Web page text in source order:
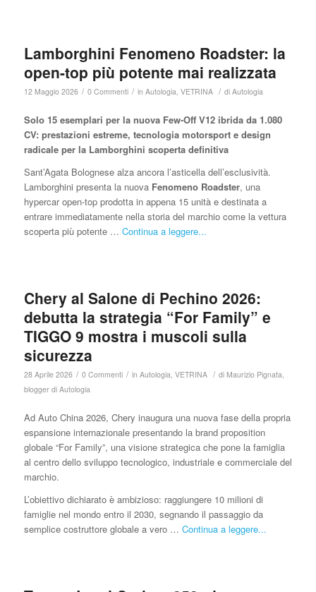
Lamborghini Fenomeno Roadster: la
open-top più potente mai realizzata
12 Maggio 2026 / 0 Commenti / in Autologia VETRINA / di Autologia
Solo 15 esemplari per la nuova Few-Off V12 ibrida da 1.080
CV: prestazioni estreme, tecnologia motorsport e design
radicale per la Lamborghini scoperta definitiva
Sant’Agata Bolognese alza ancora l’asticella dell’esclusività.
Lamborghini presenta la nuova Fenomeno Roadster, una
hypercar open-top prodotta in appena 15 unità e destinata a
entrare immediatamente nella storia del marchio come la vettura
scoperta più potente … Continua a leggere...
Chery al Salone di Pechino 2026:
debutta la strategia “For Family” e
TIGGO 9 mostra i muscoli sulla
sicurezza
28 Aprile 2026 / 0 Commenti / in Autologia, VETRINA / di Maurizio Pignata,
blogger di Autologia
Ad Auto China 2026, Chery inaugura una nuova fase della propria
espansione internazionale presentando la brand proposition
globale “For Family”, una visione strategica che pone la famiglia
al centro dello sviluppo tecnologico, industriale e commerciale del
marchio.
L’obiettivo dichiarato è ambizioso: raggiungere 10 milioni di
famiglie nel mondo entro il 2030, segnando il passaggio da
semplice costruttore globale a vero … Continua a leggere...